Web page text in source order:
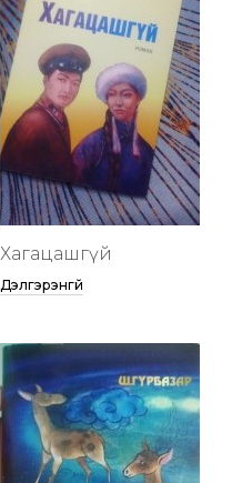
Хагацашгүй
Дэлгэрэнгүй